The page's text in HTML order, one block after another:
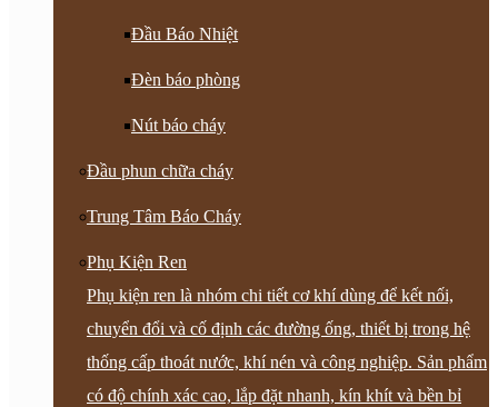
Đầu Báo Nhiệt
Đèn báo phòng
Nút báo cháy
Đầu phun chữa cháy
Trung Tâm Báo Cháy
Phụ Kiện Ren
Phụ kiện ren là nhóm chi tiết cơ khí dùng để kết nối,
chuyển đổi và cố định các đường ống, thiết bị trong hệ
thống cấp thoát nước, khí nén và công nghiệp. Sản phẩm
có độ chính xác cao, lắp đặt nhanh, kín khít và bền bỉ